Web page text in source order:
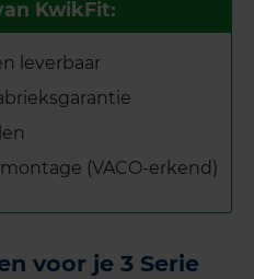
KwikFit:
leverbaar
(VACO-erkend)
voor je 3 Serie